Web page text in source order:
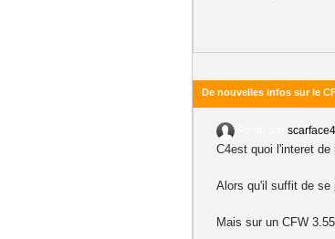
De nouvelles infos sur le
C4est quoi l'interet
Alors qu'il suffit de se
Mais sur un CFW